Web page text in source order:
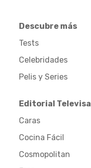
Descubre más
Tests
Celebridades
Pelis y Series
Editorial Televisa
Caras
Cocina Fácil
Cosmopolitan